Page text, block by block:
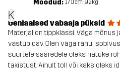
K
Mõõdud: 170cm, 92kg
Geniaalsed vabaaja püksid
Materjal on tippklassi. Väga mõnus
vastupidav. Olen väga rahul
suurtele sääredele oleks natuke
takistust. Ainult toll või kaks oleks